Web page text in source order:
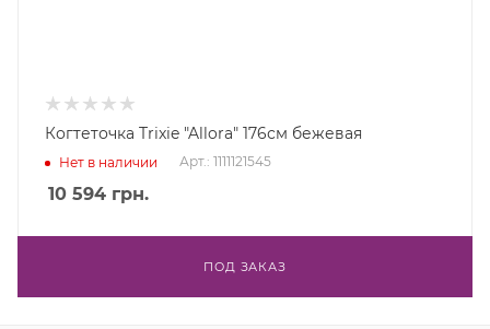
Когтеточка Trixie "Allora" 176см бежевая
Нет в наличии Арт.: 1111121545
10 594 грн.
ПОД ЗАКАЗ